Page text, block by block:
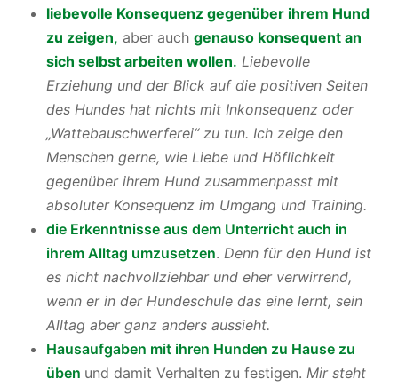
liebevolle Konsequenz gegenüber ihrem Hund
zu zeigen, aber auch genauso konsequent an
sich selbst arbeiten wollen. Liebevolle
Erziehung und der Blick auf die positiven Seiten
des Hundes hat nichts mit Inkonsequenz oder
„Wattebauschwerferei“ zu tun. Ich zeige den
Menschen gerne, wie Liebe und Höflichkeit
gegenüber ihrem Hund zusammenpasst mit
absoluter Konsequenz im Umgang und Training.
die Erkenntnisse aus dem Unterricht auch in
ihrem Alltag umzusetzen. Denn für den Hund ist
es nicht nachvollziehbar und eher verwirrend,
wenn er in der Hundeschule das eine lernt, sein
Alltag aber ganz anders aussieht.
Hausaufgaben mit ihren Hunden zu Hause zu
üben und damit Verhalten zu festigen. Mir steht